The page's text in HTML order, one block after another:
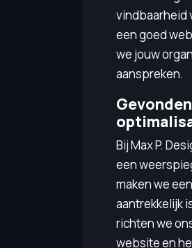
vindbaarheid
een goed
we jouw
aanspreken.
Bij Max P.
een
maken we
aantrekkelijk
richten we
website en